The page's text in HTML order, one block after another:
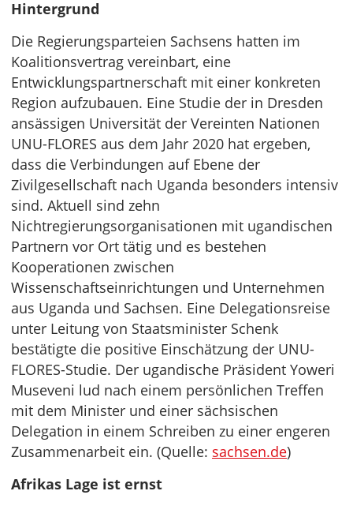
Hintergrund
Die Regierungsparteien Sachsens hatten im
Koalitionsvertrag vereinbart, eine
Entwicklungspartnerschaft mit einer konkreten
Region aufzubauen. Eine Studie der in Dresden
ansässigen Universität der Vereinten Nationen
UNU-FLORES aus dem Jahr 2020 hat ergeben,
dass die Verbindungen auf Ebene der
Zivilgesellschaft nach Uganda besonders intensiv
sind. Aktuell sind zehn
Nichtregierungsorganisationen mit ugandischen
Partnern vor Ort tätig und es bestehen
Kooperationen zwischen
Wissenschaftseinrichtungen und Unternehmen
aus Uganda und Sachsen. Eine Delegationsreise
unter Leitung von Staatsminister Schenk
bestätigte die positive Einschätzung der UNU-
FLORES-Studie. Der ugandische Präsident Yoweri
Museveni lud nach einem persönlichen Treffen
mit dem Minister und einer sächsischen
Delegation in einem Schreiben zu einer engeren
Zusammenarbeit ein. (Quelle: sachsen.de)
Afrikas Lage ist ernst